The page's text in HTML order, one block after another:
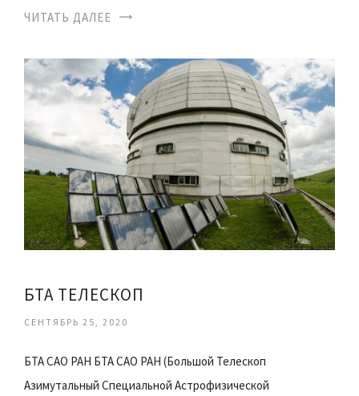
ЧИТАТЬ ДАЛЕЕ
БТА ТЕЛЕСКОП
СЕНТЯБРЬ 25, 2020
БТА САО РАН БТА САО РАН (Большой Телескоп
Азимутальный Специальной Астрофизической